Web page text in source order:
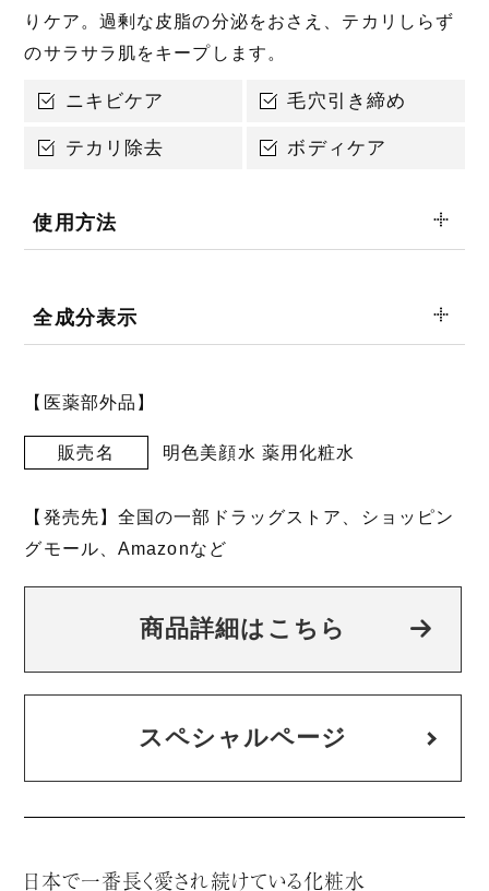
りケア。過剰な皮脂の分泌をおさえ、テカリしらず
のサラサラ肌をキープします。
ニキビケア 毛穴引き締め
テカリ除去 ボディケア
使用方法
全成分表示
【医薬部外品】
販売名 明色美顔水 薬用化粧水
【発売先】全国の一部ドラッグストア、ショッピン
グモール、Amazonなど
商品詳細はこちら
スペシャルページ
日本で一番長く愛され続けている化粧水